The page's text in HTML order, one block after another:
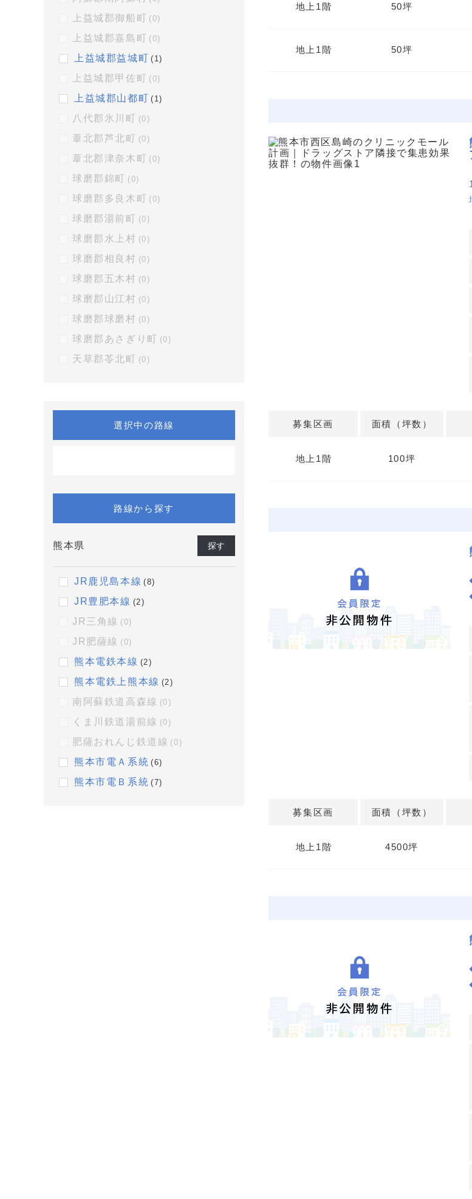
上益城郡御船町 (0)
上益城郡嘉島町 (0)
上益城郡益城町 (1)
上益城郡甲佐町 (0)
上益城郡山都町 (1)
八代郡氷川町 (0)
葦北郡芦北町 (0)
葦北郡津奈木町 (0)
球磨郡錦町 (0)
球磨郡多良木町 (0)
球磨郡湯前町 (0)
球磨郡水上村 (0)
球磨郡相良村 (0)
球磨郡五木村 (0)
球磨郡山江村 (0)
球磨郡球磨村 (0)
球磨郡あさぎり町 (0)
天草郡苓北町 (0)
選択中の路線
路線から探す
熊本県 探す
JR鹿児島本線 (8)
JR豊肥本線 (2)
JR三角線 (0)
JR肥薩線 (0)
熊本電鉄本線 (2)
熊本電鉄上熊本線 (2)
南阿蘇鉄道高森線 (0)
くま川鉄道湯前線 (0)
肥薩おれんじ鉄道線 (0)
熊本市電Ａ系統 (6)
熊本市電Ｂ系統 (7)
地上1階 50坪
地上1階 50坪
募集区画 面積（坪数）
地上1階 100坪
募集区画 面積（坪数）
地上1階 4500坪